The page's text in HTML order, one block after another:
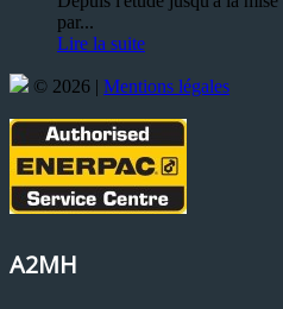
par...
Lire la suite
© 2026 | Mentions légales
A2MH